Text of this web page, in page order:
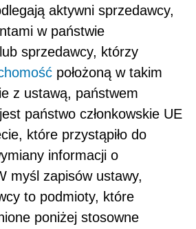
aktywni sprzedawcy,
w państwie
sprzedawcy, którzy
położoną w takim
z ustawą, państwem
państwo członkowskie UE
które przystąpiło do
informacji o
myśl zapisów ustawy,
to podmioty, które
poniżej stosowne